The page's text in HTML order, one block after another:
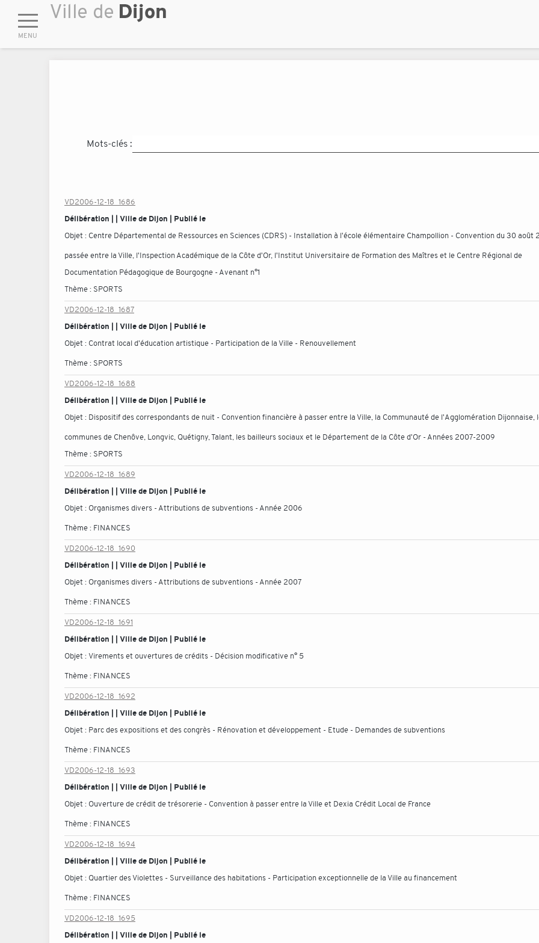
Mots-clés :
VD2006-12-18_1686
Délibération | | Ville de Dijon | Publié le
Objet : Centre Départemental de Ressources en Sciences (CDRS) - Installation à l'école élémentaire Champollion - Convention du 30 août
passée entre la Ville, l'Inspection Académique de la Côte d'Or, l'Institut Universitaire de Formation des Maîtres et le Centre Régional de
Documentation Pédagogique de Bourgogne - Avenant n°1
Thème : SPORTS
VD2006-12-18_1687
Délibération | | Ville de Dijon | Publié le
Objet : Contrat local d'éducation artistique - Participation de la Ville - Renouvellement
Thème : SPORTS
VD2006-12-18_1688
Délibération | | Ville de Dijon | Publié le
Objet : Dispositif des correspondants de nuit - Convention financière à passer entre la Ville, la Communauté de l'Agglomération Dijonnaise,
communes de Chenôve, Longvic, Quétigny, Talant, les bailleurs sociaux et le Département de la Côte d'Or - Années 2007-2009
Thème : SPORTS
VD2006-12-18_1689
Délibération | | Ville de Dijon | Publié le
Objet : Organismes divers - Attributions de subventions - Année 2006
Thème : FINANCES
VD2006-12-18_1690
Délibération | | Ville de Dijon | Publié le
Objet : Organismes divers - Attributions de subventions - Année 2007
Thème : FINANCES
VD2006-12-18_1691
Délibération | | Ville de Dijon | Publié le
Objet :Virements et ouvertures de crédits - Décision modificative n° 5
Thème : FINANCES
VD2006-12-18_1692
Délibération | | Ville de Dijon | Publié le
Objet : Parc des expositions et des congrès - Rénovation et développement - Etude - Demandes de subventions
Thème : FINANCES
VD2006-12-18_1693
Délibération | | Ville de Dijon | Publié le
Objet : Ouverture de crédit de trésorerie - Convention à passer entre la Ville et Dexia Crédit Local de France
Thème : FINANCES
VD2006-12-18_1694
Délibération | | Ville de Dijon | Publié le
Objet : Quartier des Violettes - Surveillance des habitations - Participation exceptionnelle de la Ville au financement
Thème : FINANCES
VD2006-12-18_1695
Délibération | | Ville de Dijon | Publié le